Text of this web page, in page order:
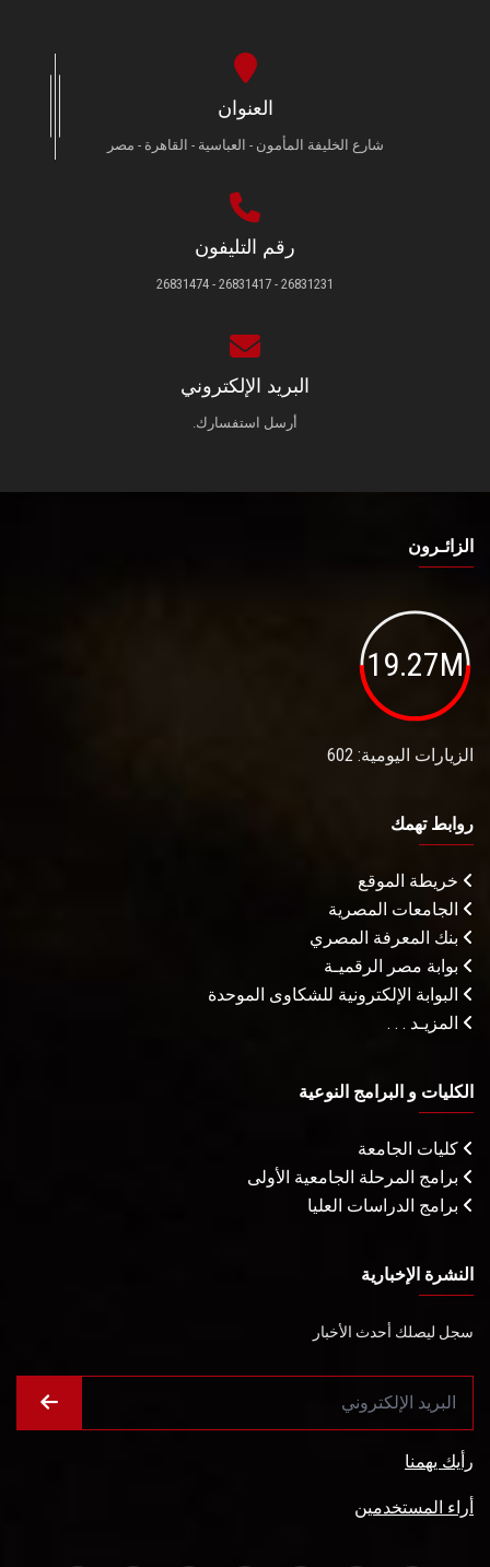
العنوان
شارع الخليفة المأمون - العباسية - القاهرة - مصر
رقم التليفون
26831231 - 26831417 - 26831474
البريد الإلكتروني
أرسل استفسارك.
الزائـرون
19.27M
الزيارات اليومية: 602
روابط تهمك
خريطة الموقع
الجامعات المصرية
بنك المعرفة المصري
بوابة مصر الرقميـة
البوابة الإلكترونية للشكاوى الموحدة
المزيـد . . .
الكليات و البرامج النوعية
كليات الجامعة
برامج المرحلة الجامعية الأولى
برامج الدراسات العليا
النشرة الإخبارية
سجل ليصلك أحدث الأخبار
رأيك يهمنا
أراء المستخدمين